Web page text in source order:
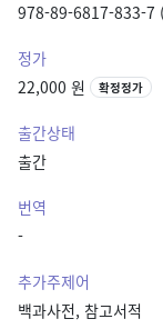
978-89-6817-833-7
정가
22,000 원
확정정가
출간상태
출간
번역
-
추가주제어
백과사전, 참고서적